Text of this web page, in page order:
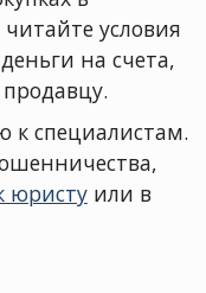
условия
на счета,
специалистам.
юристуили в